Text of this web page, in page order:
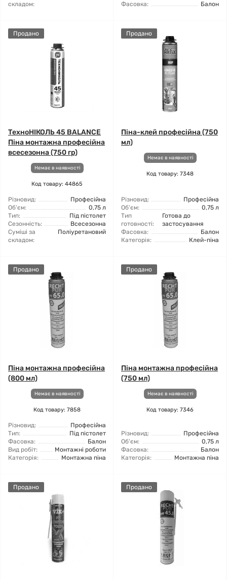
складом:
Фасовка: Балон
Продано
ТехноНІКОЛЬ 45 BALANCE
Піна монтажна професійна
всесезонна (750 гр)
Немає в наявності
Код товару: 44865
Різновид:
Професійна
Об'єм:
0,75 л
Тип:
Під пістолет
Сезонність:
Всесезонна
Суміші за
складом:
Поліуретановий
Продано
Піна-клей професійна (750
мл)
Немає в наявності
Код товару: 7348
Різновид:
Професійна
Об'єм:
0,75 л
Тип
готовності:
Готова до
застосування
Фасовка:
Балон
Категорія:
Клей-піна
Продано
Піна монтажна професійна
(800 мл)
Немає в наявності
Код товару: 7858
Різновид:
Професійна
Тип:
Під пістолет
Фасовка:
Балон
Вид робіт:
Монтажні роботи
Категорія:
Монтажна піна
Продано
Піна монтажна професійна
(750 мл)
Немає в наявності
Код товару: 7346
Різновид:
Професійна
Об'єм:
0,75 л
Фасовка:
Балон
Категорія:
Монтажна піна
Продано Продано